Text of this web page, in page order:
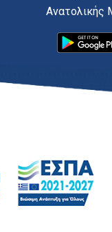
Ανατολικής